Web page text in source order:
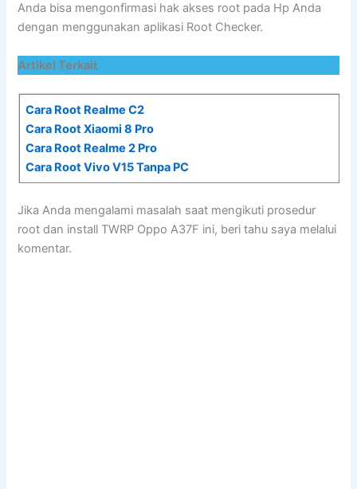
Anda bisa mengonfirmasi hak akses root pada Hp Anda
dengan menggunakan aplikasi Root Checker.
Artikel Terkait
Cara Root Realme C2
Cara Root Xiaomi 8 Pro
Cara Root Realme 2 Pro
Cara Root Vivo V15 Tanpa PC
Jika Anda mengalami masalah saat mengikuti prosedur
root dan install TWRP Oppo A37F ini, beri tahu saya melalui
komentar.